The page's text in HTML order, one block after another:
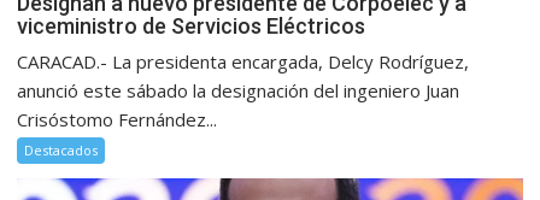
viceministro de Servicios Eléctricos
CARACAD.- La presidenta encargada, Delcy Rodríguez,
anunció este sábado la designación del ingeniero Juan
Crisóstomo Fernández...
Destacados